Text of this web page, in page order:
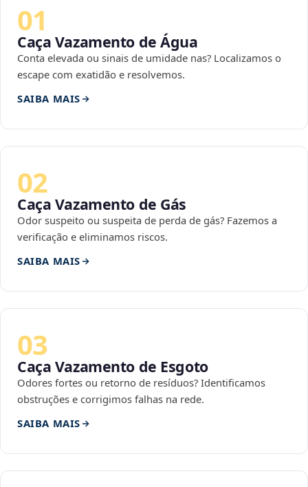
01
Caça Vazamento de Água
Conta elevada ou sinais de umidade nas? Localizamos o
escape com exatidão e resolvemos.
SAIBA MAIS
02
Caça Vazamento de Gás
Odor suspeito ou suspeita de perda de gás? Fazemos a
verificação e eliminamos riscos.
SAIBA MAIS
03
Caça Vazamento de Esgoto
Odores fortes ou retorno de resíduos? Identificamos
obstruções e corrigimos falhas na rede.
SAIBA MAIS